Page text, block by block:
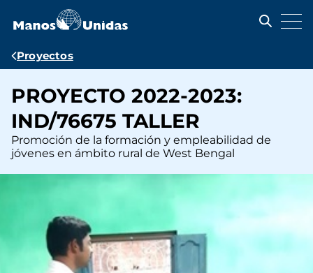
contenido
Ruta
navegación
Proyectos
PROYECTO 2022-2023:
IND/76675 TALLER
Promoción de la formación y empleabilidad de
jóvenes en ámbito rural de West Bengal